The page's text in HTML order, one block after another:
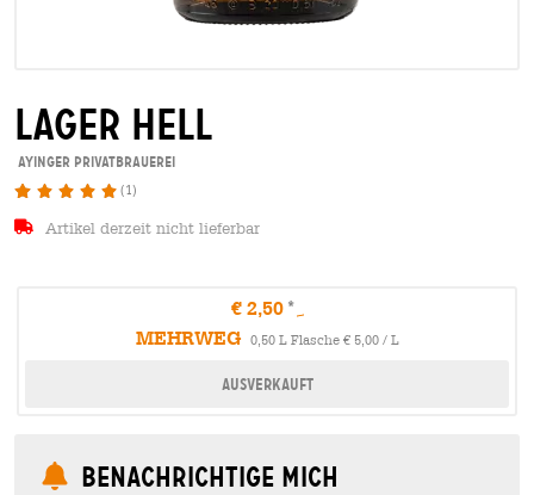
lager hell
Ayinger Privatbrauerei
(1)
Artikel derzeit nicht lieferbar
€ 2,50
MEHRWEG
0,50 L Flasche € 5,00 / L
Ausverkauft
Benachrichtige mich